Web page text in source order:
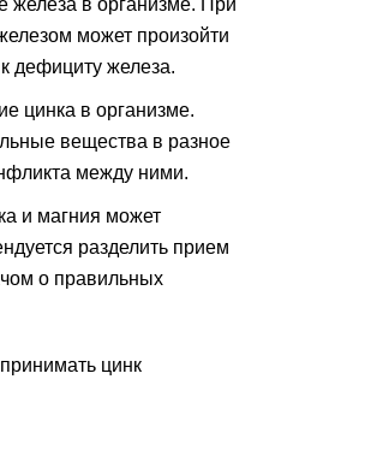
может произойти
дефициту железа.
цинка в организме.
вещества в разное
между ними.
и магния может
разделить прием
о правильных
цинк